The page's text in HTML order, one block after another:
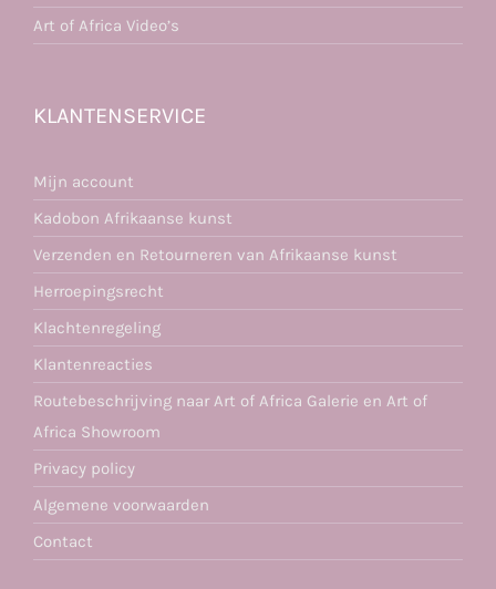
Art of Africa Video’s
KLANTENSERVICE
Mijn account
Kadobon Afrikaanse kunst
Verzenden en Retourneren van Afrikaanse kunst
Herroepingsrecht
Klachtenregeling
Klantenreacties
Routebeschrijving naar Art of Africa Galerie en Art of
Africa Showroom
Privacy policy
Algemene voorwaarden
Contact